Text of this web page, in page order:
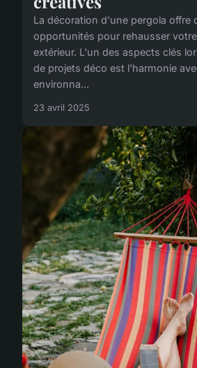
La décoration d'une pergola offre
opportunités pour rehausser
extérieur. L'un des aspects clés
de projets déco est l'harmonie
environna...
23 avril 2025